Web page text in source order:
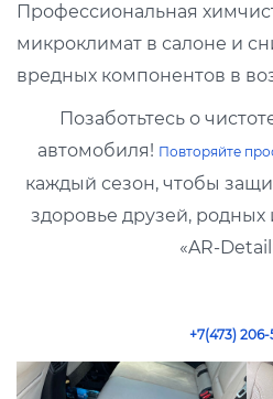
Профессиональная
микроклимат в салоне и
вредных компонентов в
Позаботьтесь о
автомобиля! Повторяйте
каждый сезон, чтобы
здоровье друзей, родных
«AR-
+7(473) 206-